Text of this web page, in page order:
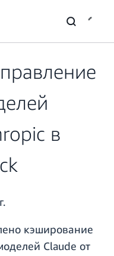
в
кэширование
Claude от